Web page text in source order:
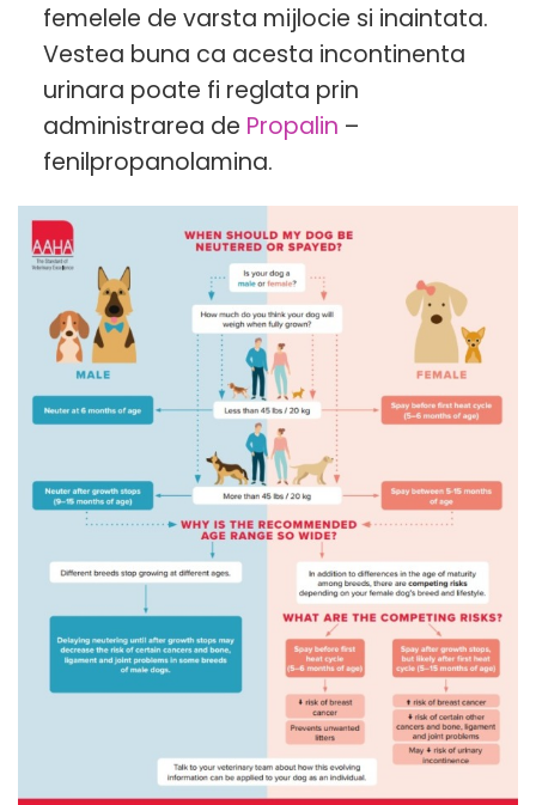
femelele de varsta mijlocie si inaintata.
Vestea buna ca acesta incontinenta
urinara poate fi reglata prin
administrarea de Propalin –
fenilpropanolamina.